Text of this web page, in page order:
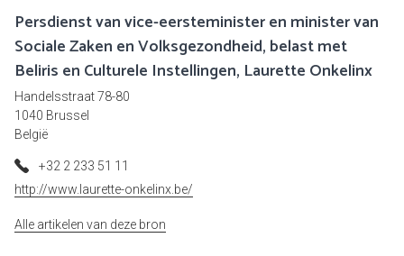
Persdienst van vice-eersteminister en minister van
Sociale Zaken en Volksgezondheid, belast met
Beliris en Culturele Instellingen, Laurette Onkelinx
Handelsstraat 78-80
1040 Brussel
België
+32 2 233 51 11
http://www.laurette-onkelinx.be/
Alle artikelen van deze bron